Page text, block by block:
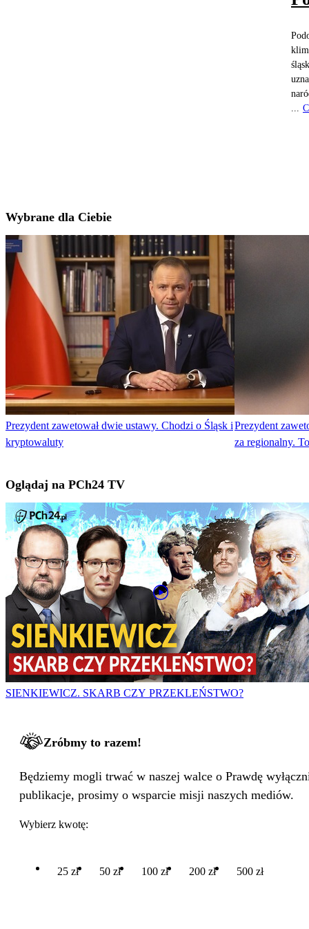
Wybrane dla Ciebie
Prezydent zawetował dwie ustawy. Chodzi o Śląsk i
kryptowaluty
Prezydent
za regionalny.
Oglądaj na PCh24 TV
SIENKIEWICZ. SKARB CZY PRZEKLEŃSTWO?
Zróbmy to razem!
Będziemy mogli trwać w naszej walce o Prawdę
publikacje, prosimy o wsparcie misji naszych mediów.
Wybierz kwotę:
25 zł 50 zł 100 zł 200 zł 500 zł